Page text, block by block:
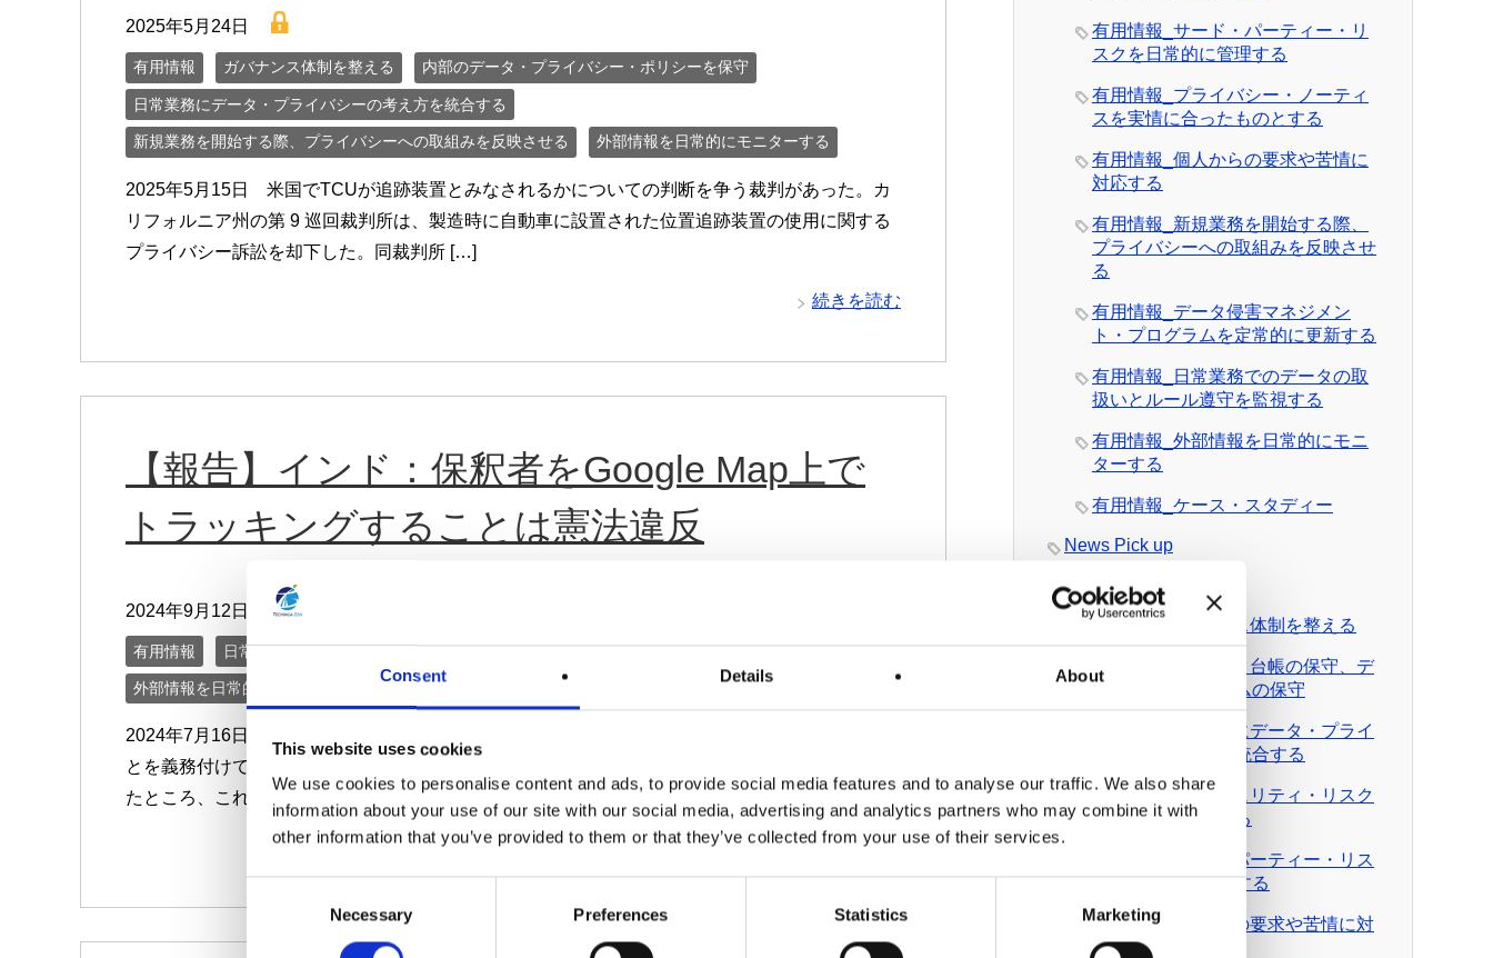
Consent Details About
This website uses cookies
We use cookies to personalise content and ads, to provide social media features and to analyse our traffic. We also share
information about your use of our site with our social media, advertising and analytics partners who may combine it with
other information that you’ve provided to them or that they’ve collected from your use of their services.
n
Necessary Preferences Statistics Marketing
2025年5月24日 lock
有用情報 ガバナンス体制を整える 内部のデータ・プライバシー・ポリシーを保守
日常業務にデータ・プライバシーの考え方を統合する
新規業務を開始する際、プライバシーへの取組みを反映させる 外部情報を日常的にモニターする
2025年5月15日 米国でTCUが追跡装置とみなされるかについての判断を争う裁判があった。カ
リフォルニア州の第 9 巡回裁判所は、製造時に自動車に設置された位置追跡装置の使用に関する
プライバシー訴訟を却下した。同裁判所 […]
続きを読む
【報告】インド：保釈者をGoogle Map上で
トラッキングすることは憲法違反
2024年9月12日 lock
有用情報 日常業務にデータ・プライバシーの考え方を統合する 個人からの要求や苦情に対応する
外部情報を日常的にモニターする
2024年7月16日 カルロスゴーン氏の事件を機に日本では保釈中の被疑者にGPSタグをつけるこ
とを義務付けているが、インドではGoogleマップ上で被疑者の位置をピンで表示するよう要求し
たところ、これは憲法におけるプライ […]
続きを読む
有用情報_サード・パーティー・リ
スクを日常的に管理する
有用情報_プライバシー・ノーティ
スを実情に合ったものとする
有用情報_個人からの要求や苦情に
対応する
有用情報_新規業務を開始する際、
プライバシーへの取組みを反映させ
る
有用情報_データ侵害マネジメン
ト・プログラムを定常的に更新する
有用情報_日常業務でのデータの取
扱いとルール遵守を監視する
有用情報_外部情報を日常的にモニ
ターする
有用情報_ケース・スタディー
News Pick up
有料会員向けDL資料
DL資料_ガバナンス体制を整える
DL資料_個人データ台帳の保守、デ
ータ移転メカニズムの保守
DL資料_日常業務にデータ・プライ
バシーの考え方を統合する
DL資料_情報セキュリティ・リスク
を日常的に管理する
DL資料_サード・パーティー・リス
クを日常的に管理する
DL資料_個人からの要求や苦情に対
応する